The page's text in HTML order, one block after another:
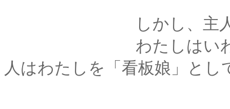
しかし、主人は首を
わたしはいわゆる
人はわたしを「看板娘」と